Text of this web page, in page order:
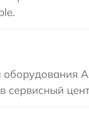
сервисный